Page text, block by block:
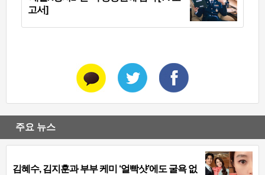
고서]
주요 뉴스
김혜수, 김지훈과 부부 케미 ‘얼빡샷’에도 굴욕 없